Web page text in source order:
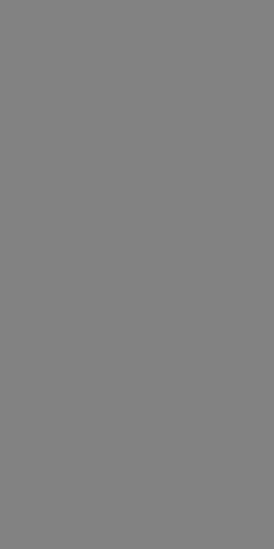
sesji.
sesji.
sesji.
ludzi i
internetowej.
identyfikatora
obsługuje
optymalizacji
użytkownik
lub reklamy.
o zgodzie
dotyczących
z witryny.
prywatności
przestrzeganie
użytkownik nie
preferencji,
z regulacjami
gościa na
celów
usługę Cookie-
Cookie-
do
- co
usługi
Jest on
i służy do
aby pomóc
w naszych
/
identyfikacji
do strony
użytkowników i
w
użytkowników i